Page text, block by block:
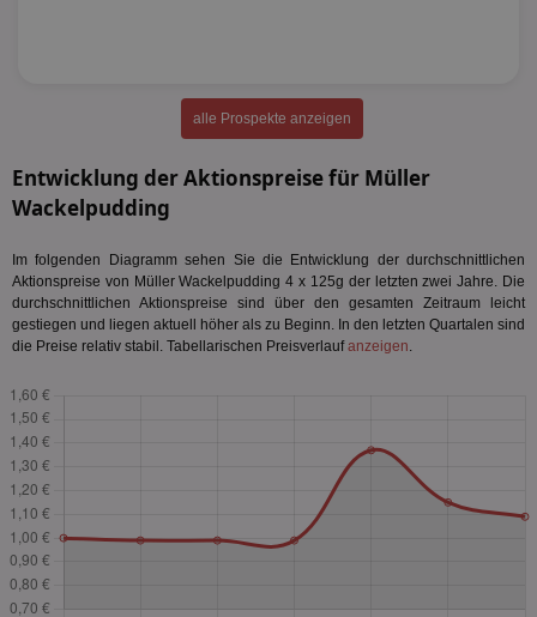
alle Prospekte anzeigen
Entwicklung der Aktionspreise für Müller
Wackelpudding
Im folgenden Diagramm sehen Sie die Entwicklung der durchschnittlichen
Aktionspreise von Müller Wackelpudding 4 x 125g der letzten zwei Jahre. Die
durchschnittlichen Aktionspreise sind über den gesamten Zeitraum leicht
gestiegen und liegen aktuell höher als zu Beginn. In den letzten Quartalen sind
die Preise relativ stabil. Tabellarischen Preisverlaufanzeigen.